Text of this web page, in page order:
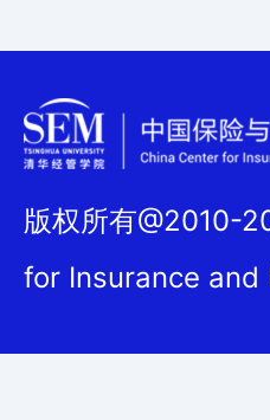
版权所有@2010-
for Insurance and